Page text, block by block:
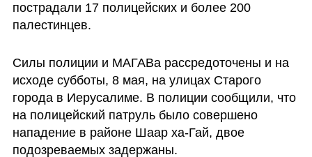
пострадали 17 полицейских и более 200
палестинцев.
Силы полиции и МАГАВа рассредоточены и на
исходе субботы, 8 мая, на улицах Старого
города в Иерусалиме. В полиции сообщили, что
на полицейский патруль было совершено
нападение в районе Шаар ха-Гай, двое
подозреваемых задержаны.